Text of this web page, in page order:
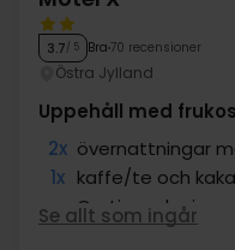
3.7/ 5 Bra 70 recensioner
Östra Jylland
Uppehåll med
2x övernattningar
1x kaffe/te och
∞
Gratis parkering
Gratis internet
Se allt som ingår